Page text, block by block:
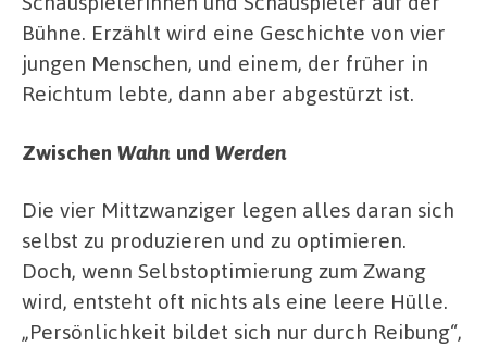
Bühne. Erzählt wird eine Geschichte von vier
jungen Menschen, und einem, der früher in
Reichtum lebte, dann aber abgestürzt ist.
Zwischen Wahn und Werden
Die vier Mittzwanziger legen alles daran sich
selbst zu produzieren und zu optimieren.
Doch, wenn Selbstoptimierung zum Zwang
wird, entsteht oft nichts als eine leere Hülle.
„Persönlichkeit bildet sich nur durch Reibung“,